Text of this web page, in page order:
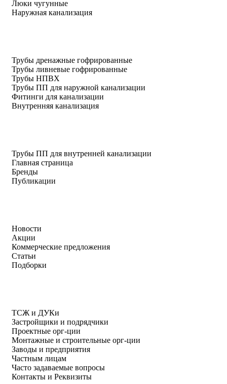
Люки чугунные
Наружная канализация
Трубы дренажные гофрированные
Трубы ливневые гофрированные
Трубы НПВХ
Трубы ПП для наружной канализации
Фитинги для канализации
Внутренняя канализация
Трубы ПП для внутренней канализации
Главная страница
Бренды
Публикации
Новости
Акции
Коммерческие предложения
Статьи
Подборки
ТСЖ и ДУКи
Застройщики и подрядчики
Проектные орг-ции
Монтажные и строительные орг-ции
Заводы и предприятия
Частным лицам
Часто задаваемые вопросы
Контакты и Реквизиты